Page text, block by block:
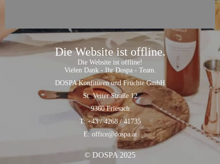
Die Website ist offline.
Die Website ist offline!
Vielen Dank - Ihr Dospa - Team.
DOSPA Konfitüren und Früchte GmbH
St. Veiter Straße 12
9360 Friesach
T: +43 / 4268 / 41735
E: office@dospa.at
© DOSPA 2025